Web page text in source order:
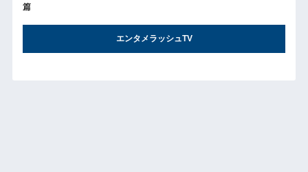
篇
エンタメラッシュTV